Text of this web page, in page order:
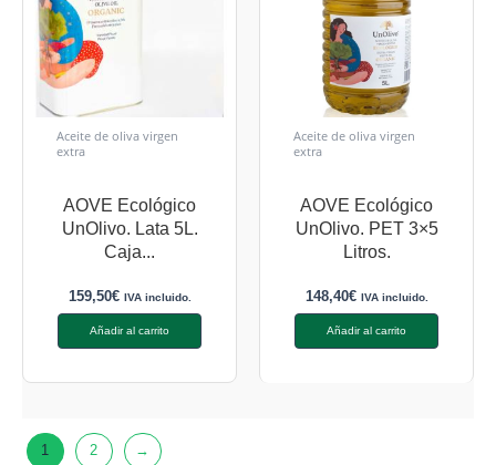
Aceite de oliva virgen
extra
AOVE Ecológico
UnOlivo. Lata 5L.
Caja...
159,50€ IVA incluido.
Añadir al carrito
Aceite de oliva virgen
extra
AOVE Ecológico
UnOlivo. PET 3×5
Litros.
148,40€ IVA incluido.
Añadir al carrito
1 2 →